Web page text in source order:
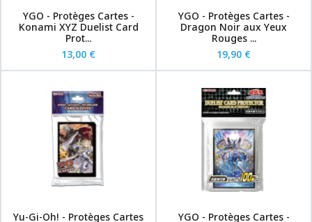
YGO - Protèges Cartes -
Konami XYZ Duelist Card
Prot...
13,00 €
YGO - Protèges Cartes -
Dragon Noir aux Yeux
Rouges ...
19,90 €
Yu-Gi-Oh! - Protèges Cartes
YGO - Protèges Cartes -